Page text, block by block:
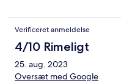
Verificeret anmeldelse
4/10 Rimeligt
25. aug. 2023
Oversæt med Google